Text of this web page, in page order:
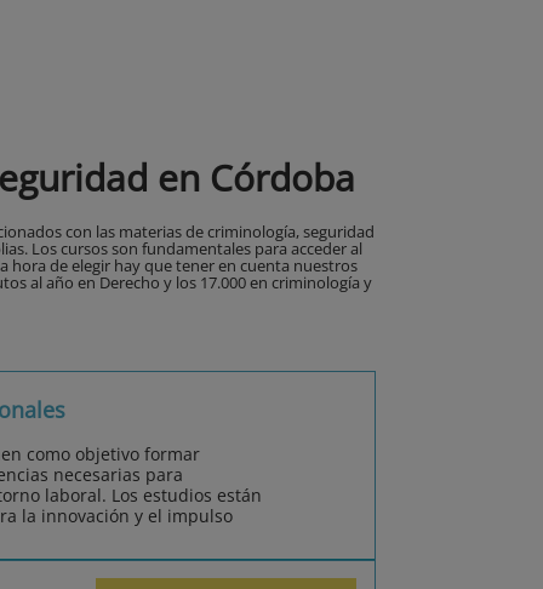
en Córdoba
con las materias de criminología, seguridad
Los cursos son fundamentales para acceder al
hora de elegir hay que tener en cuenta nuestros
al año en Derecho y los 17.000 en criminología y
como objetivo formar
necesarias para
laboral. Los estudios están
la innovación y el impulso